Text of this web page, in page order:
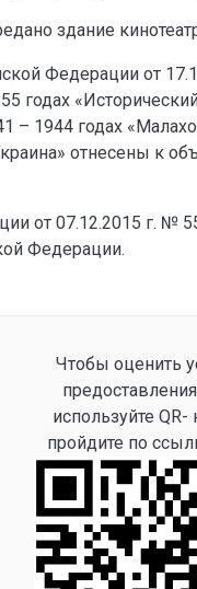
здание
Федерации от
годах
– 1944 годах
отнесены к
от 07.12.2015 г. №
Федерации.
Чтобы оценить
используйте QR-
пройдите по